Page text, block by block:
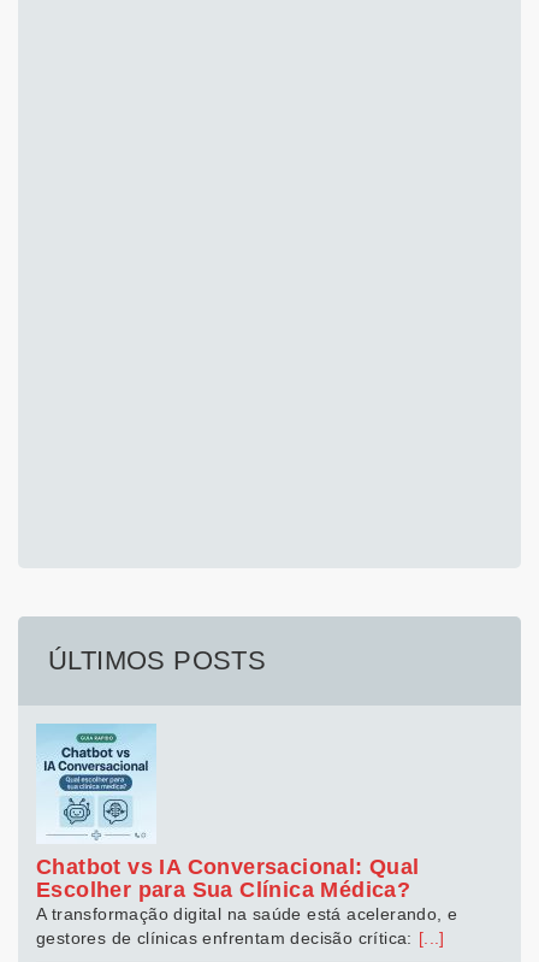
ÚLTIMOS POSTS
Chatbot vs IA Conversacional: Qual
Escolher para Sua Clínica Médica?
A transformação digital na saúde está acelerando, e
gestores de clínicas enfrentam decisão crítica: [...]